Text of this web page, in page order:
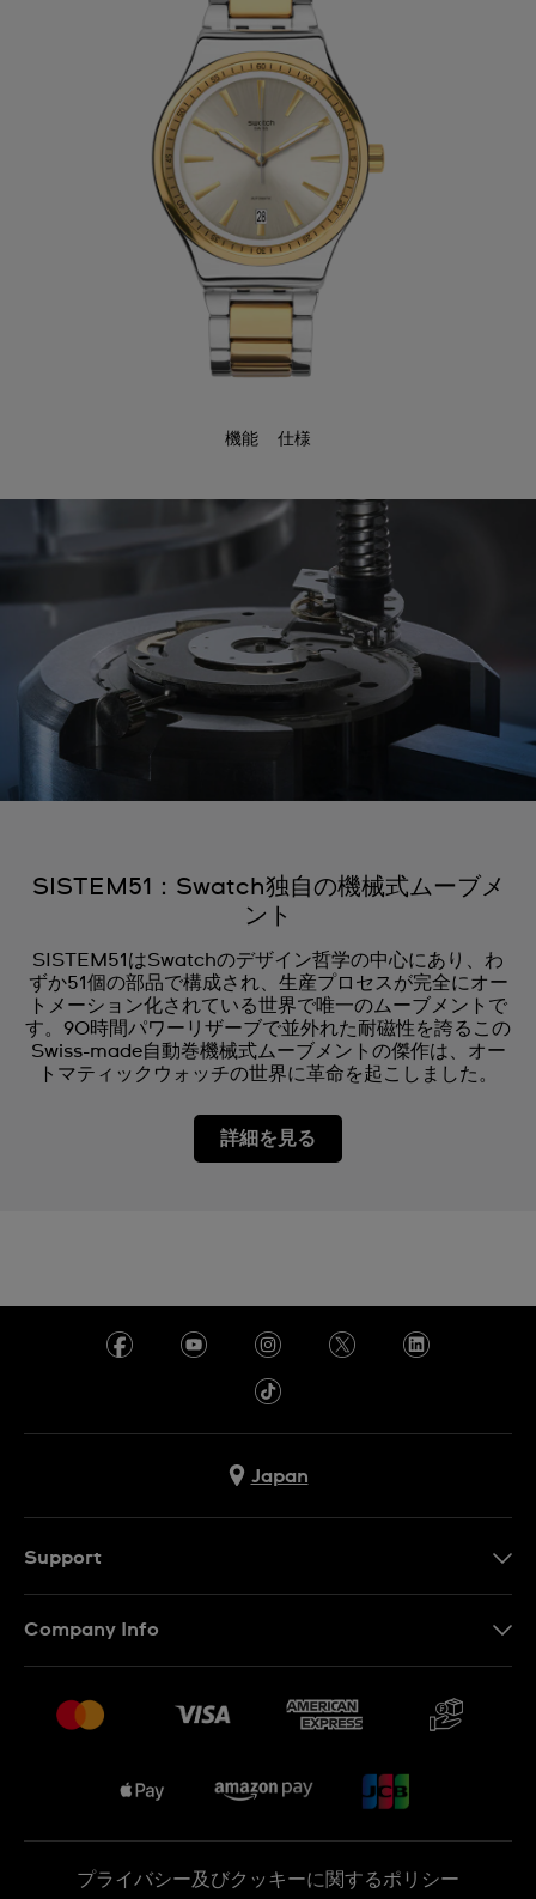
機能 仕様
SISTEM51：Swatch独自の機械式ムーブメ
ント
SISTEM51はSwatchのデザイン哲学の中心にあり、わ
ずか51個の部品で構成され、生産プロセスが完全にオー
トメーション化されている世界で唯一のムーブメントで
す。90時間パワーリザーブで並外れた耐磁性を誇るこの
Swiss-made自動巻機械式ムーブメントの傑作は、オー
トマティックウォッチの世界に革命を起こしました。
詳細を見る
Japan
Support
販売契約条件
Company Info
Swatchで働く
プライバシー及びクッキーに関するポリシー